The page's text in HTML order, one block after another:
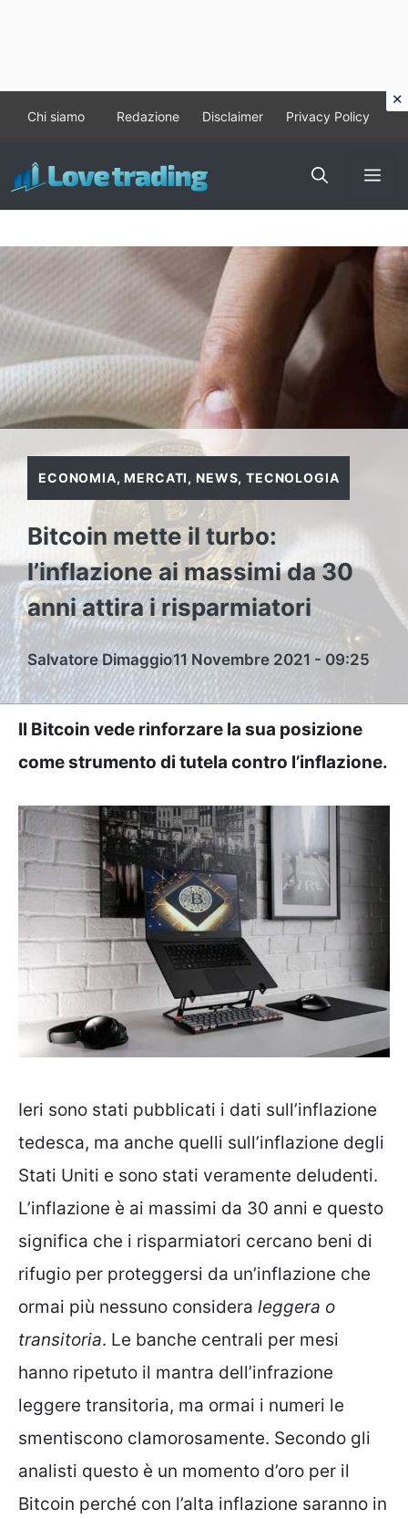
contenuto
Chi siamo Redazione Disclaimer Privacy Policy
ECONOMIA,MERCATI, NEWS,TECNOLOGIA
Bitcoin mette il turbo:
l’inflazione ai massimi da 30
anni attira i risparmiatori
Salvatore Dimaggio11 Novembre 2021 - 09:25
Il Bitcoin vede rinforzare la sua posizione
come strumento di tutela contro l’inflazione.
Ieri sono stati pubblicati i dati sull’inflazione
tedesca, ma anche quelli sull’inflazione degli
Stati Uniti e sono stati veramente deludenti.
L’inflazione è ai massimi da 30 anni e questo
significa che i risparmiatori cercano beni di
rifugio per proteggersi da un’inflazione che
ormai più nessuno considera leggera o
transitoria. Le banche centrali per mesi
hanno ripetuto il mantra dell’infrazione
leggere transitoria, ma ormai i numeri le
smentiscono clamorosamente. Secondo gli
analisti questo è un momento d’oro per il
Bitcoin perché con l’alta inflazione saranno in